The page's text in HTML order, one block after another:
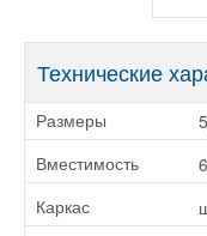
Технические
Размеры
Вместимость
Каркас